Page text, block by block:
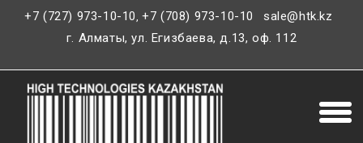
+7 (727) 973-10-10,+7 (708) 973-10-10
sale@htk.kz
г. Алматы, ул. Егизбаева, д.13, оф. 112